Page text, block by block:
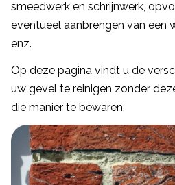
smeedwerk en schrijnwerk,
eventueel aanbrengen van een
enz.
Op deze pagina vindt u de
uw gevel te reinigen zonder
die manier te bewaren.